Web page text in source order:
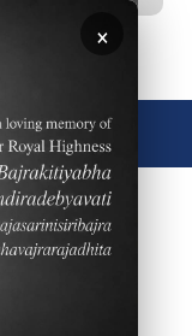
มูลเบื้องต้น
×